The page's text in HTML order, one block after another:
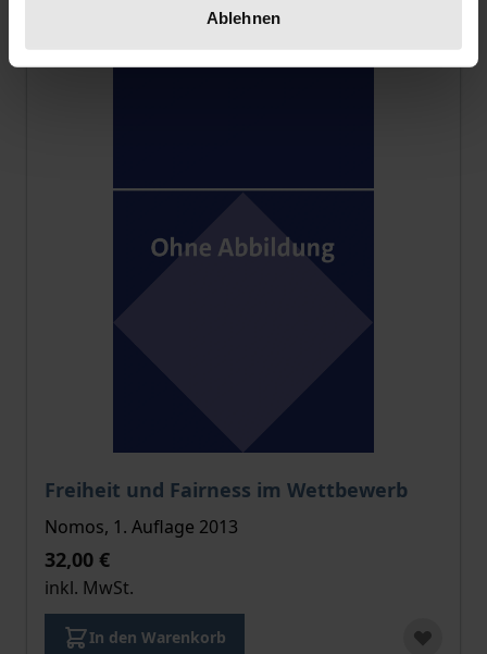
Ablehnen
Freiheit und Fairness im Wettbewerb
Der Preis dieses Titels richtet sich nach der
Nomos, 1. Auflage 2013
32,00 €
inkl. MwSt.
In den Warenkorb